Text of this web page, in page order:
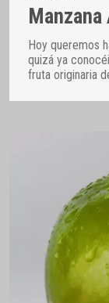
Hoy queremos
quizá ya
fruta originaria